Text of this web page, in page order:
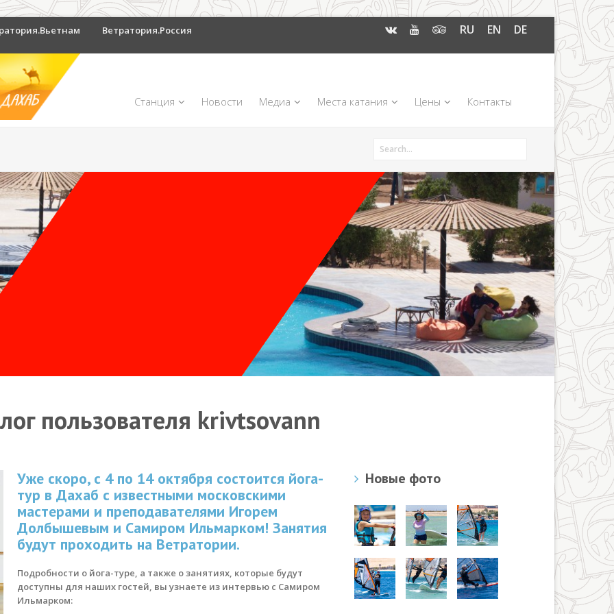
Ветратория.Россия RU EN DE
Станция Новости Медиа Места катания Цены Контакты
пользователя krivtsovann
Уже скоро, с 4 по 14 октября состоится йога-
тур в Дахаб с известными московскими
мастерами и преподавателями Игорем
Долбышевым и Самиром Ильмарком! Занятия
будут проходить на Ветратории.
Подробности о йога-туре, а также о занятиях, которые будут
доступны для наших гостей, вы узнаете из интервью с Самиром
Ильмарком:
Новые фото